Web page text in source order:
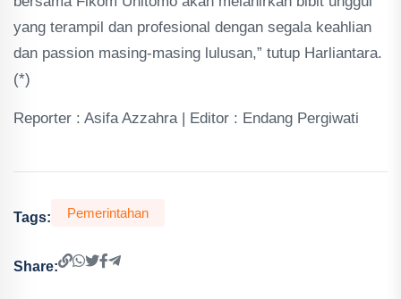
yang terampil dan profesional dengan segala keahlian
dan passion masing-masing lulusan,” tutup Harliantara.
(*)
Reporter : Asifa Azzahra | Editor : Endang Pergiwati
Tags: Pemerintahan
Share: